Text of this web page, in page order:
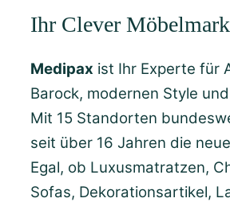
Ihr Clever
Medipax ist Ihr Experte für
Barock, modernen Style
Mit 15 Standorten
seit über 16 Jahren die
Egal, ob Luxusmatratzen,
Sofas, Dekorationsartikel,